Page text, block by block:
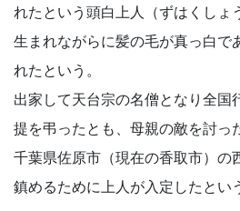
れたという頭白上人（ずはくしょ
生まれながらに髪の毛が真っ白で
れたという。
出家して天台宗の名僧となり全国
提を弔ったとも、母親の敵を討っ
千葉県佐原市（現在の香取市）の
鎮めるために上人が入定したとい